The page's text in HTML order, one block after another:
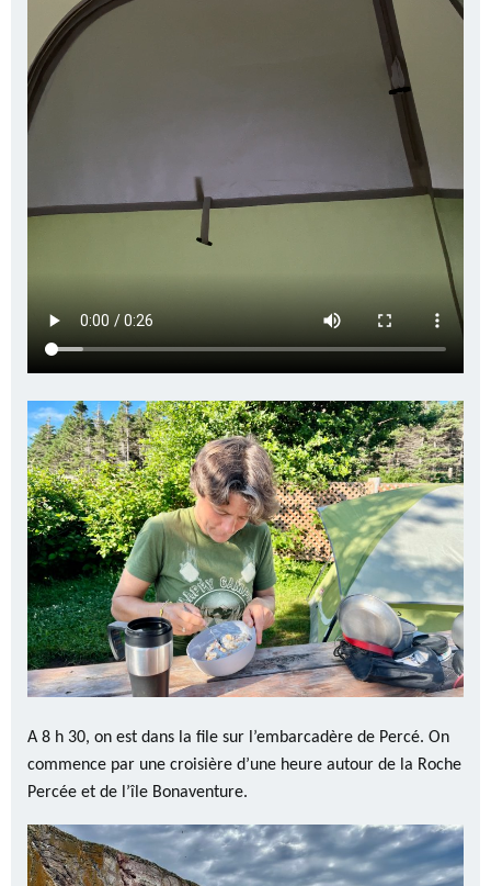
A 8 h 30, on est dans la file sur l’embarcadère de Percé. On
commence par une croisière d’une heure autour de la Roche
Percée et de l’île Bonaventure.